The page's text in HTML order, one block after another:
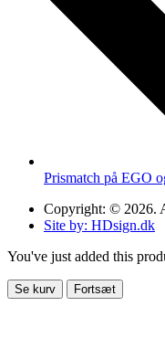
Prismatch på EGO
Copyright: © 2026.
Site by: HDsign.dk
You've just added this
Se kurv Fortsæt